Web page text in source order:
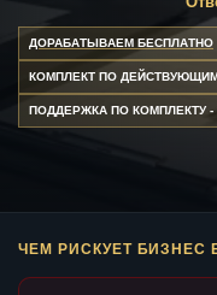
ДОРАБАТЫВАЕМ БЕСПЛАТНО
КОМПЛЕКТ ПО
ПОДДЕРЖКА ПО КОМПЛЕКТУ -
ЧЕМ РИСКУЕТ БИЗНЕС